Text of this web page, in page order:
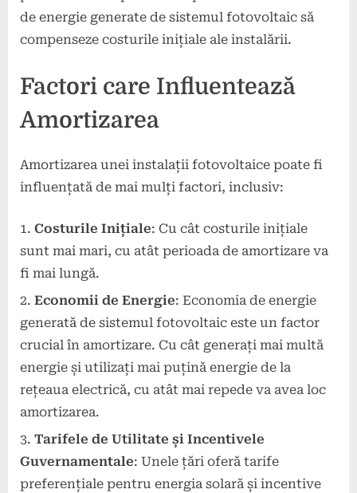
de energie generate de sistemul fotovoltaic să
compenseze costurile inițiale ale instalării.
Factori care Influentează
Amortizarea
Amortizarea unei instalații fotovoltaice poate fi
influențată de mai mulți factori, inclusiv:
Costurile Inițiale: Cu cât costurile inițiale
sunt mai mari, cu atât perioada de amortizare va
fi mai lungă.
Economii de Energie: Economia de energie
generată de sistemul fotovoltaic este un factor
crucial în amortizare. Cu cât generați mai multă
energie și utilizați mai puțină energie de la
rețeaua electrică, cu atât mai repede va avea loc
amortizarea.
Tarifele de Utilitate și Incentivele
Guvernamentale: Unele țări oferă tarife
preferențiale pentru energia solară și incentive